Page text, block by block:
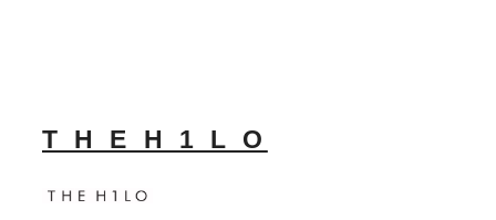
T H E H 1 L O